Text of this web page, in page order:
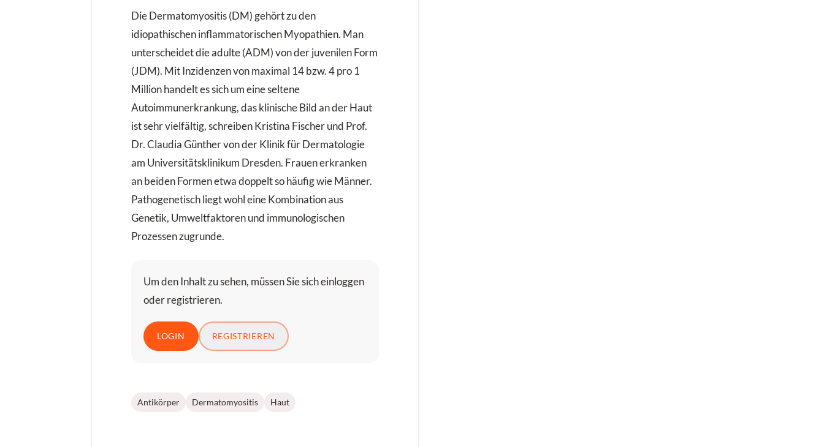
Die Dermatomyositis (DM) gehört zu den
idiopathischen inflammatorischen Myopathien. Man
unterscheidet die adulte (ADM) von der juvenilen Form
(JDM). Mit Inzidenzen von maximal 14 bzw. 4 pro 1
Million handelt es sich um eine seltene
Autoimmunerkrankung, das klinische Bild an der Haut
ist sehr vielfältig, schreiben Kristina Fischer und Prof.
Dr. Claudia Günther von der Klinik für Dermatologie
am Universitätsklinikum Dresden. Frauen erkranken
an beiden Formen etwa doppelt so häufig wie Männer.
Pathogenetisch liegt wohl eine Kombination aus
Genetik, Umweltfaktoren und immunologischen
Prozessen zugrunde.
Um den Inhalt zu sehen, müssen Sie sich einloggen
oder registrieren.
LOGIN REGISTRIEREN
Antikörper Dermatomyositis Haut